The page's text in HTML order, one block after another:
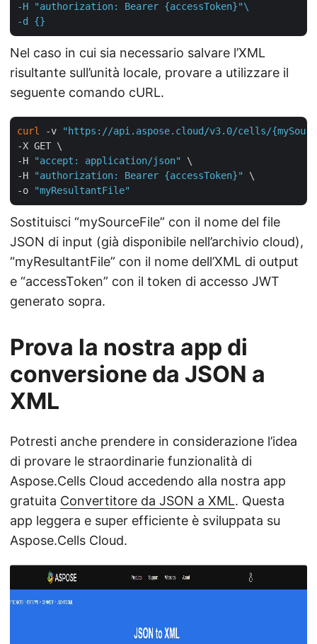
-H "authorization: Bearer {accessToken}"\
-d {}
Nel caso in cui sia necessario salvare l’XML
risultante sull’unità locale, provare a utilizzare il
seguente comando cURL.
curl -v
"https://api.aspose.cloud/v3.0/cells/
-X GET \
-H
"accept: application/json"
\
-H
"authorization: Bearer {accessToken}"
\
-o
"myResultantFile"
Sostituisci “mySourceFile” con il nome del file
JSON di input (già disponibile nell’archivio cloud),
“myResultantFile” con il nome dell’XML di output
e “accessToken” con il token di accesso JWT
generato sopra.
Prova la nostra app di
conversione da JSON a
XML
Potresti anche prendere in considerazione l’idea
di provare le straordinarie funzionalità di
Aspose.Cells Cloud accedendo alla nostra app
gratuita Convertitore da JSON a XML. Questa
app leggera e super efficiente è sviluppata su
Aspose.Cells Cloud.